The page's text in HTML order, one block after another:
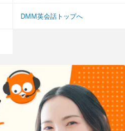
DMM英会話トップへ